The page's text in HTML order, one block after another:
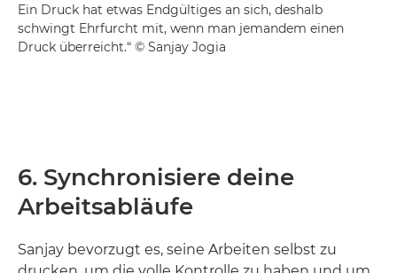
Ein Druck hat etwas Endgültiges an sich, deshalb
schwingt Ehrfurcht mit, wenn man jemandem einen
Druck überreicht.“ © Sanjay Jogia
6. Synchronisiere deine
Arbeitsabläufe
Sanjay bevorzugt es, seine Arbeiten selbst zu